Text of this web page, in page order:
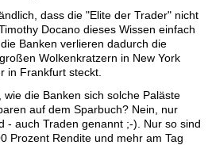
dass die "Elite der Trader" nicht
Docano dieses Wissen einfach
Banken verlieren dadurch die
Wolkenkratzern in New York
in Frankfurt steckt.
die Banken sich solche Paläste
auf dem Sparbuch? Nein, nur
- auch Traden genannt ;-). Nur so sind
Prozent Rendite und mehr am Tag